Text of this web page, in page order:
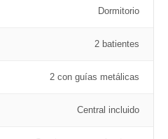
Dormitorio
2 batientes
2 con guías metálicas
Central incluido